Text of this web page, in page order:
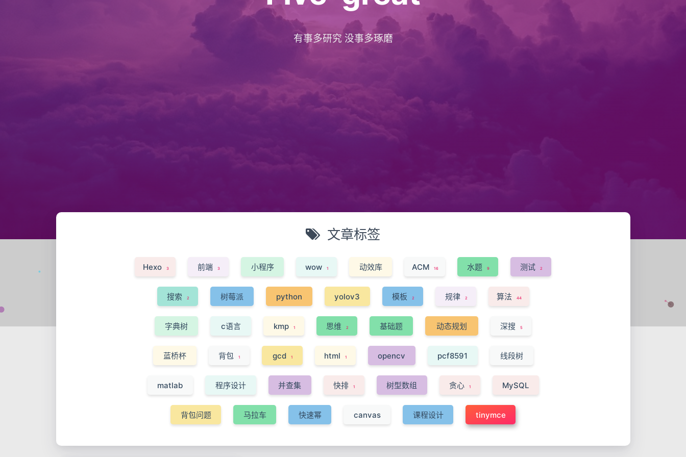
有事多研究 没事多琢磨
文章标签
Hexo 3 前端 3 小程序 wow 1 动效库 ACM 16 水题 9 测试 2
搜索 2 树莓派 python yolov3 模板 2 规律 2 算法 44
字典树 c语言 kmp 1 思维 2 基础题 动态规划 深搜 5
蓝桥杯 背包 1 gcd 1 html 1 opencv pcf8591 线段树
matlab
1
程序设计
4
并查集 快排 1 树型数组
1
贪心 1 MySQL
背包问题 马拉车 快速幂 canvas 课程设计 tinymce